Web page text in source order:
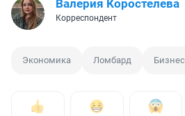
Валерия Коростелева
Корреспондент
Экономика Ломбард Бизнес